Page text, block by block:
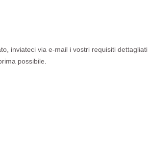
inviateci via e-mail i vostri requisiti dettagliati
possibile.